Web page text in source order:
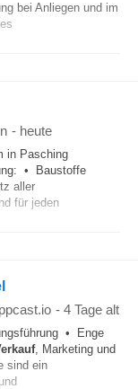
bei Anliegen und im
- heute
in Pasching
• Baustoffe
aller
für jeden
- 4 Tage alt
• Enge
, Marketing und
sind ein